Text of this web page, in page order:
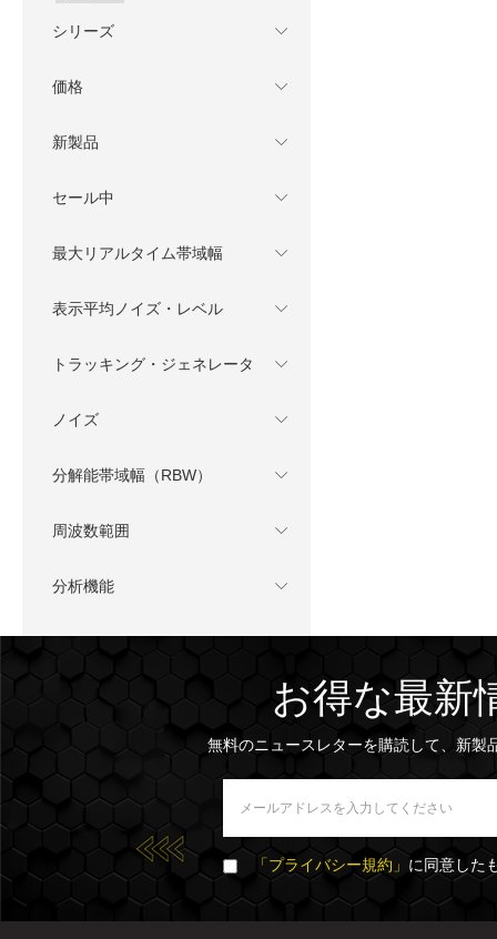
シリーズ
価格
新製品
セール中
最大リアルタイム帯域幅
表示平均ノイズ・レベル
トラッキング・ジェネレータ
ノイズ
分解能帯域幅（RBW）
周波数範囲
分析機能
お得な最新
無料のニュースレターを購読して、新製
「プライバシー規約」 に同意した